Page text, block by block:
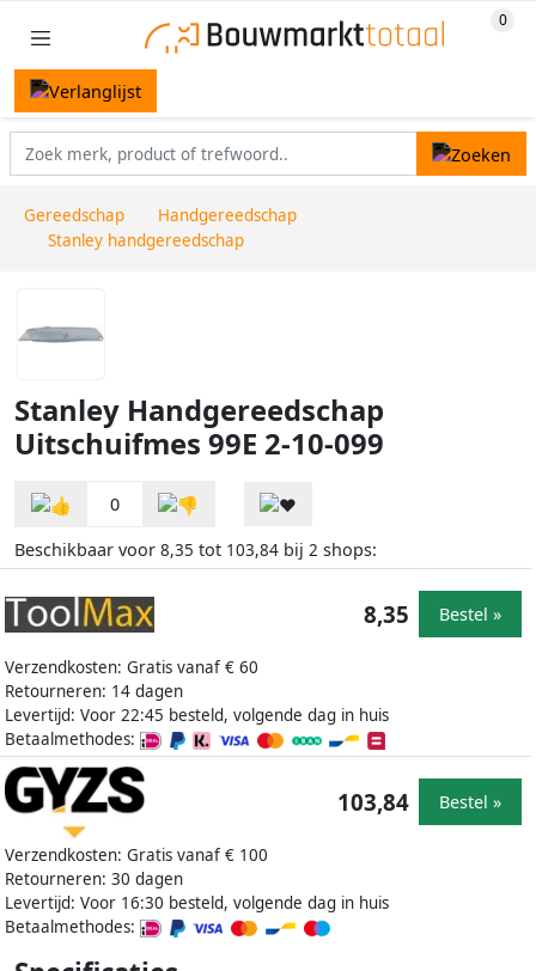
Gereedschap
Handgereedschap
Stanley handgereedschap
Stanley Handgereedschap
Uitschuifmes 99E 2-10-099
0
Beschikbaar voor 8,35 tot 103,84 bij 2 shops:
Verzendkosten: Gratis vanaf € 60
Retourneren: 14 dagen
Levertijd: Voor 22:45 besteld, volgende dag in huis
Betaalmethodes:
8,35 Bestel »
Verzendkosten: Gratis vanaf € 100
Retourneren: 30 dagen
Levertijd: Voor 16:30 besteld, volgende dag in huis
Betaalmethodes:
103,84 Bestel »